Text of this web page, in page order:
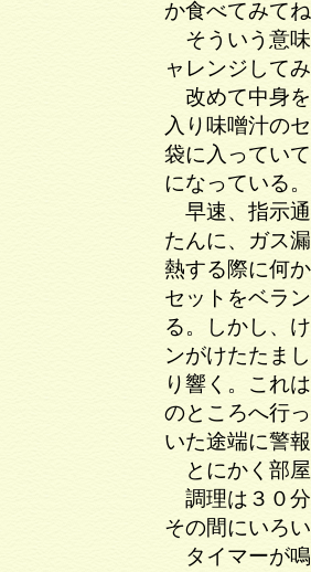
か食べてみて
そういう意味
ャレンジして
改めて中身を
入り味噌汁の
袋に入ってい
になっている。
早速、指示通
たんに、ガス
熱する際に何
セットをベラ
る。しかし、
ンがけたたま
り響く。これ
のところへ行
いた途端に警
とにかく部
調理は３０分
その間にいろ
タイマーが鳴